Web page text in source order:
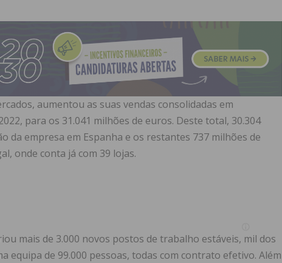
aumentou as suas vendas consolidadas em
para os 31.041 milhões de euros. Deste total, 30.304
da empresa em Espanha e os restantes 737 milhões de
onde conta já com 39 lojas.
mais de 3.000 novos postos de trabalho estáveis, mil dos
equipa de 99.000 pessoas, todas com contrato efetivo. Além